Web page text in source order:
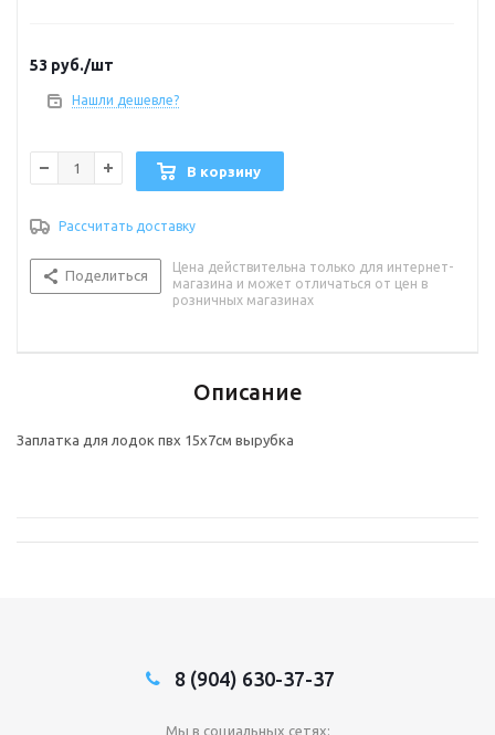
53 руб./шт
Нашли дешевле?
В корзину
Рассчитать доставку
Поделиться
Цена действительна только для интернет-
магазина и может отличаться от цен в
розничных магазинах
Описание
Заплатка для лодок пвх 15х7см вырубка
8 (904) 630-37-37
Мы в социальных сетях: